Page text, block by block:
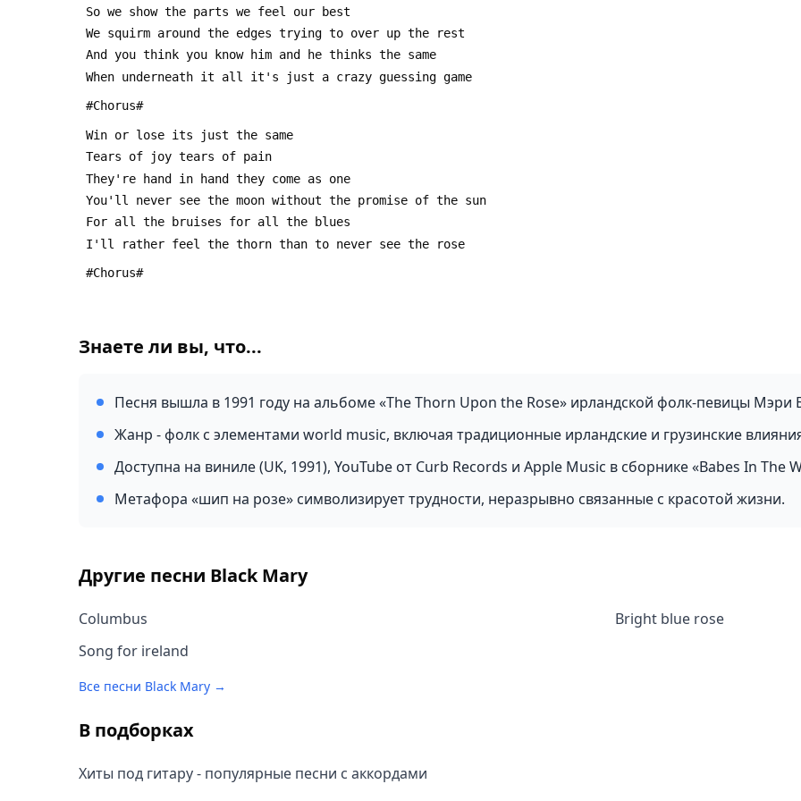
So we show the parts we feel our best
We squirm around the edges trying to over up the rest
And you think you know him and he thinks the same
When underneath it all it's just a crazy guessing game
#Chorus#
Win or lose its just the same
Tears of joy tears of pain
They're hand in hand they come as one
You'll never see the moon without the promise of the sun
For all the bruises for all the blues
I'll rather feel the thorn than to never see the rose
#Chorus#
Знаете ли вы, что...
Песня вышла в 1991 году на альбоме «The Thorn Upon the Rose» ирландской фолк-певицы Мэри
Жанр - фолк с элементами world music, включая традиционные ирландские и грузинские
Доступна на виниле (UK, 1991), YouTube от Curb Records и Apple Music в сборнике «Babes In The
Метафора «шип на розе» символизирует трудности, неразрывно связанные с красотой жизни.
Другие песни Black Mary
Columbus
Song for ireland
Bright blue rose
Все песни Black Mary →
В подборках
Хиты под гитару - популярные песни с аккордами